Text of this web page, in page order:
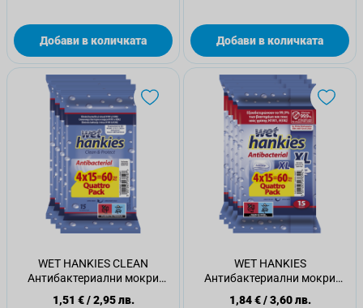
Добави в количката Добави в количката
WET HANKIES CLEAN
Антибактериални мокри
кърпички 15 бр./оп., 2+2 бр.
1,51 €/2,95 лв.
WET HANKIES
Антибактериални мокри
кърпички Clean XL, 15 бр. 2+2
1,84 €/3,60 лв.